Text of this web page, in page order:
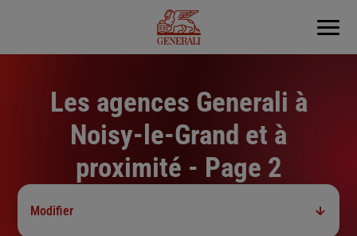
Menu
Les agences Generali à
Noisy-le-Grand et à
proximité - Page 2
Modifier